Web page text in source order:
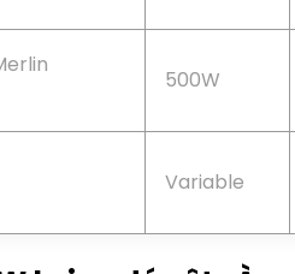
500W
Variable